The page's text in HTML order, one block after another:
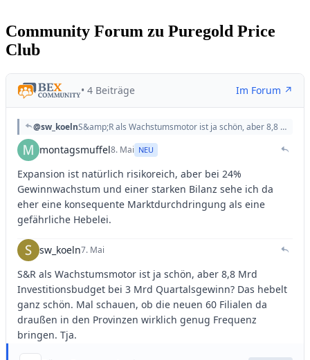
Community Forum zu Puregold Price
Club